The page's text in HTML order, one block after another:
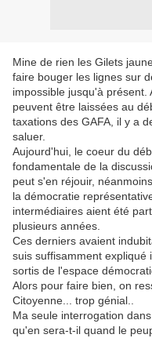
Mine de rien les Gilets
faire bouger les lignes sur
impossible jusqu'à
peuvent être laissées au
taxations des GAFA, il y a
saluer.
Aujourd'hui, le coeur du
fondamentale de la
peut s'en réjouir,
la démocratie
intermédiaires aient été
plusieurs années.
Ces derniers avaient
suis suffisamment
sortis de l'espace
Alors pour faire bien, on
Citoyenne... trop génial..
Ma seule interrogation
qu'en sera-t-il quand le